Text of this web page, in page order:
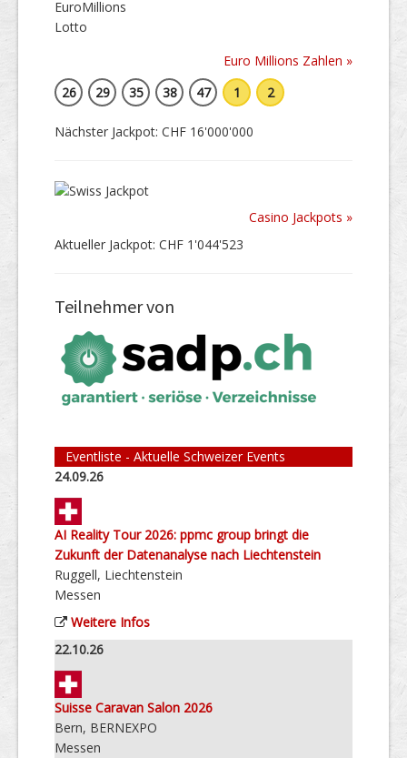
Euro Millions Zahlen »
26
29 35 38 47 1 2
Nächster Jackpot: CHF 16'000'000
Casino Jackpots »
Aktueller Jackpot: CHF 1'044'523
Teilnehmer von
Eventliste - Aktuelle Schweizer Events
24.09.26
AI Reality Tour 2026: ppmc group bringt die
Zukunft der Datenanalyse nach Liechtenstein
Ruggell, Liechtenstein
Messen
Weitere Infos
22.10.26
Suisse Caravan Salon 2026
Bern, BERNEXPO
Messen